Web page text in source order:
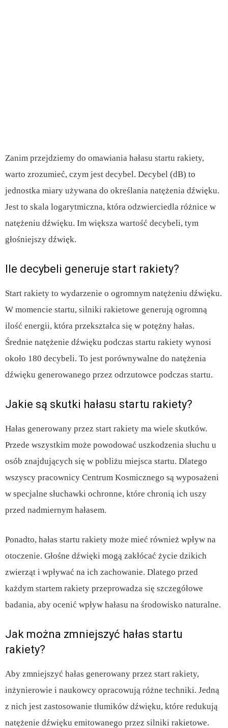
Zanim przejdziemy do omawiania hałasu startu rakiety,
warto zrozumieć, czym jest decybel. Decybel (dB) to
jednostka miary używana do określania natężenia dźwięku.
Jest to skala logarytmiczna, która odzwierciedla różnice w
natężeniu dźwięku. Im większa wartość decybeli, tym
głośniejszy dźwięk.
Ile decybeli generuje start rakiety?
Start rakiety to wydarzenie o ogromnym natężeniu dźwięku.
W momencie startu, silniki rakietowe generują ogromną
ilość energii, która przekształca się w potężny hałas.
Średnie natężenie dźwięku podczas startu rakiety wynosi
około 180 decybeli. To jest porównywalne do natężenia
dźwięku generowanego przez odrzutowce podczas startu.
Jakie są skutki hałasu startu rakiety?
Hałas generowany przez start rakiety ma wiele skutków.
Przede wszystkim może powodować uszkodzenia słuchu u
osób znajdujących się w pobliżu miejsca startu. Dlatego
wszyscy pracownicy Centrum Kosmicznego są wyposażeni
w specjalne słuchawki ochronne, które chronią ich uszy
przed nadmiernym hałasem.
Ponadto, hałas startu rakiety może mieć również wpływ na
otoczenie. Głośne dźwięki mogą zakłócać życie dzikich
zwierząt i wpływać na ich zachowanie. Dlatego przed
każdym startem rakiety przeprowadza się szczegółowe
badania, aby ocenić wpływ hałasu na środowisko naturalne.
Jak można zmniejszyć hałas startu
rakiety?
Aby zmniejszyć hałas generowany przez start rakiety,
inżynierowie i naukowcy opracowują różne techniki. Jedną
z nich jest zastosowanie tłumików dźwięku, które redukują
natężenie dźwięku emitowanego przez silniki rakietowe.